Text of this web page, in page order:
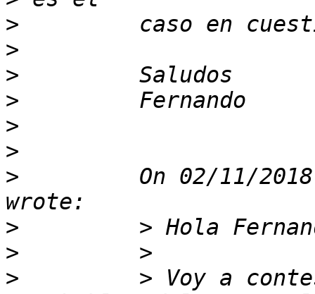
>
>
>
>
>
>
>
On 02/11/
>
>
>
> Voy a